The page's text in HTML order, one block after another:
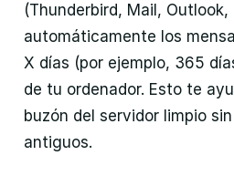
(Thunderbird, Mail,
automáticamente los
X días (por ejemplo, 365
de tu ordenador. Esto te
buzón del servidor limpio
antiguos.